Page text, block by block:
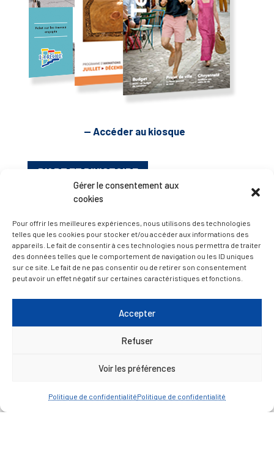
Gérer le consentement aux
cookies
Pour offrir les meilleures expériences, nous utilisons des technologies
telles que les cookies pour stocker et/ou accéder aux informations des
appareils. Le fait de consentir à ces technologies nous permettra de traiter
des données telles que le comportement de navigation ou les ID uniques
sur ce site. Le fait de ne pas consentir ou de retirer son consentement
peut avoir un effet négatif sur certaines caractéristiques et fonctions.
Accepter
Refuser
Voir les préférences
Politique de confidentialitéPolitique de confidentialité
— Accéder au kiosque
D’ART ET D’HISTOIRE